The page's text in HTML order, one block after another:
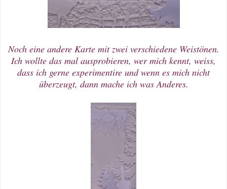
Noch eine andere Karte mit zwei verschiedene Weistönen.
Ich wollte das mal ausprobieren, wer mich kennt, weiss,
dass ich gerne experimentire und wenn es mich nicht
überzeugt, dann mache ich was Anderes.